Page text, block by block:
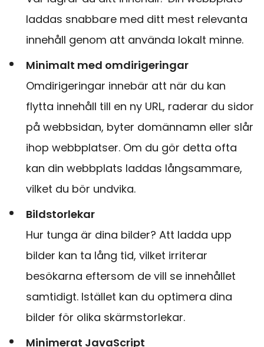
laddas snabbare med ditt mest relevanta
innehåll genom att använda lokalt minne.
Minimalt med omdirigeringar
Omdirigeringar innebär att när du kan
flytta innehåll till en ny URL, raderar du sidor
på webbsidan, byter domännamn eller slår
ihop webbplatser. Om du gör detta ofta
kan din webbplats laddas långsammare,
vilket du bör undvika.
Bildstorlekar
Hur tunga är dina bilder? Att ladda upp
bilder kan ta lång tid, vilket irriterar
besökarna eftersom de vill se innehållet
samtidigt. Istället kan du optimera dina
bilder för olika skärmstorlekar.
Minimerat JavaScript